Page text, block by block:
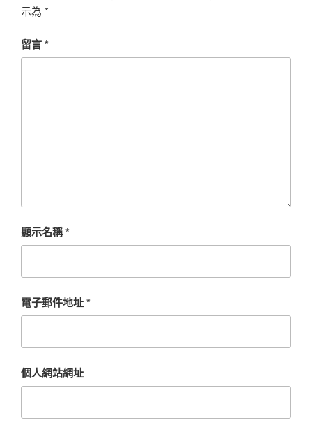
示為 *
留言*
顯示名稱*
電子郵件地址*
個人網站網址